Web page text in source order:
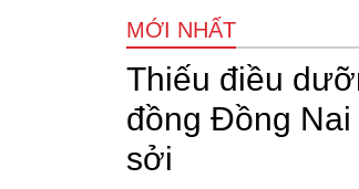
BẠN CẦN BIẾT
NHỊP CẦU NHÂN ÁI THÀNH
MỚI NHẤT
Thiếu điều
đồng Đồng
sởi